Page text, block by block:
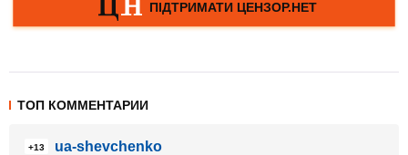
ТОП КОММЕНТАРИИ
+13 ua-shevchenko